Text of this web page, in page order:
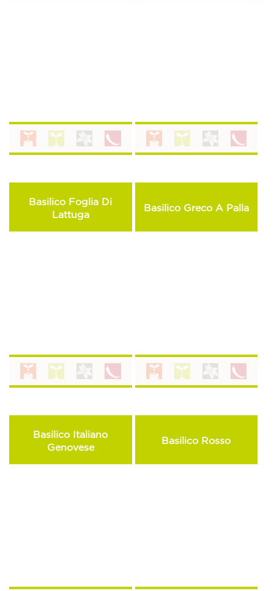
Basilico Foglia Di
Lattuga
Basilico Greco A Palla
Basilico Italiano
Genovese
Basilico Rosso